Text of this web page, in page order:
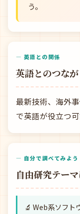
う。
— 英語との関係
英語とのつなが
最新技術、海外
で英語が役立つ可
— 自分で調べてみよう
自由研究テー
🔬 Web系ソフト